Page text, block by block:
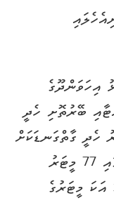
އިހަވަންދޫގެ
ބޭރުތޮށި ހެދީ
ހެދީ ގާތްގަނޑަކަށް
ދިގުމިނުގައި 303 މީޓަރު އަދި ފުޅާމިނުގައި 77 މީޓަރު
ހުންނަ ފަޅެކެވެ. ގާތްގަނޑަކަށް 23300 އަކަ މީޓަރުގެ